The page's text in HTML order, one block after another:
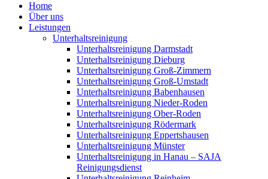
Home
Über uns
Leistungen
Unterhaltsreinigung
Unterhaltsreinigung Darmstadt
Unterhaltsreinigung Dieburg
Unterhaltsreinigung Groß-Zimmern
Unterhaltsreinigung Groß-Umstadt
Unterhaltsreinigung Babenhausen
Unterhaltsreinigung Nieder-Roden
Unterhaltsreinigung Ober-Roden
Unterhaltsreinigung Rödermark
Unterhaltsreinigung Eppertshausen
Unterhaltsreinigung Münster
Unterhaltsreinigung in Hanau – SAJA
Reinigungsdienst